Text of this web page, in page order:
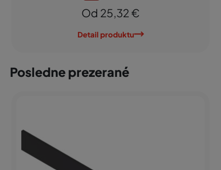
Od 25,32 €
Detail produktu
Posledne prezerané